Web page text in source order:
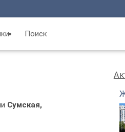
Поиск
Сумская,